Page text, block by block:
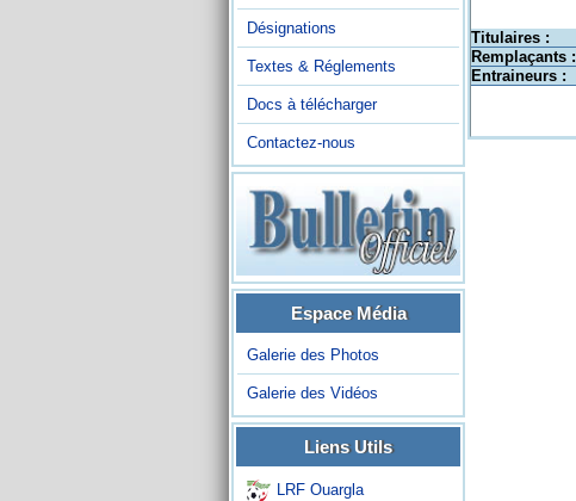
Désignations
Textes & Réglements
Docs à télécharger
Contactez-nous
Espace Média
Galerie des Photos
Galerie des Vidéos
Liens Utils
LRF Ouargla
Titulaires :
Remplaçants :
Entraineurs :